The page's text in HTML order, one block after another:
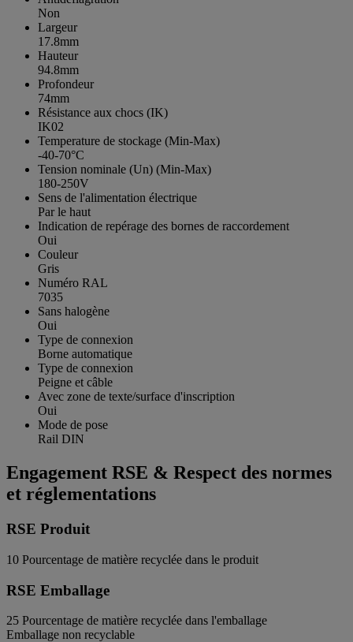
Non
Largeur
17.8mm
Hauteur
94.8mm
Profondeur
74mm
Résistance aux chocs (IK)
IK02
Temperature de stockage (Min-Max)
-40-70°C
Tension nominale (Un) (Min-Max)
180-250V
Sens de l'alimentation électrique
Par le haut
Indication de repérage des bornes de raccordement
Oui
Couleur
Gris
Numéro RAL
7035
Sans halogène
Oui
Type de connexion
Borne automatique
Type de connexion
Peigne et câble
Avec zone de texte/surface d'inscription
Oui
Mode de pose
Rail DIN
Engagement RSE & Respect des normes
et réglementations
RSE Produit
10 Pourcentage de matière recyclée dans le produit
RSE Emballage
25 Pourcentage de matière recyclée dans l'emballage
Emballage non recyclable